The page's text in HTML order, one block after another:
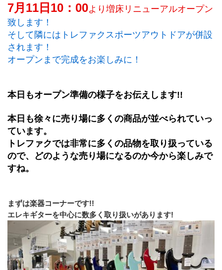
7月11日10：00より増床リニューアルオープン
致します！
そして隣にはトレファクスポーツアウトドアが併設
されます！
オープンまで完成をお楽しみに！
本日もオープン準備の様子をお伝えします!!
本日も徐々に売り場に多くの商品が並べられていっ
ています。
トレファクでは非常に多くの品物を取り扱っている
ので、どのような売り場になるのか今から楽しみで
すね。
まずは楽器コーナーです!!
エレキギターを中心に数多く取り扱いがあります!